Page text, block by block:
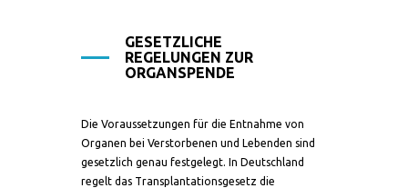
GESETZLICHE
REGELUNGEN ZUR
ORGANSPENDE
Die Voraussetzungen für die Entnahme von
Organen bei Verstorbenen und Lebenden sind
gesetzlich genau festgelegt. In Deutschland
regelt das Transplantationsgesetz die